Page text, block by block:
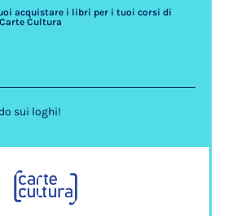
acquistare i libri per i tuoi corsi di
Cultura
sui loghi!